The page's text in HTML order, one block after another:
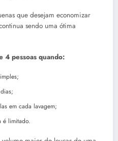
que desejam economizar
sendo uma ótima
4 pessoas quando:
em cada lavagem;
é limitado.